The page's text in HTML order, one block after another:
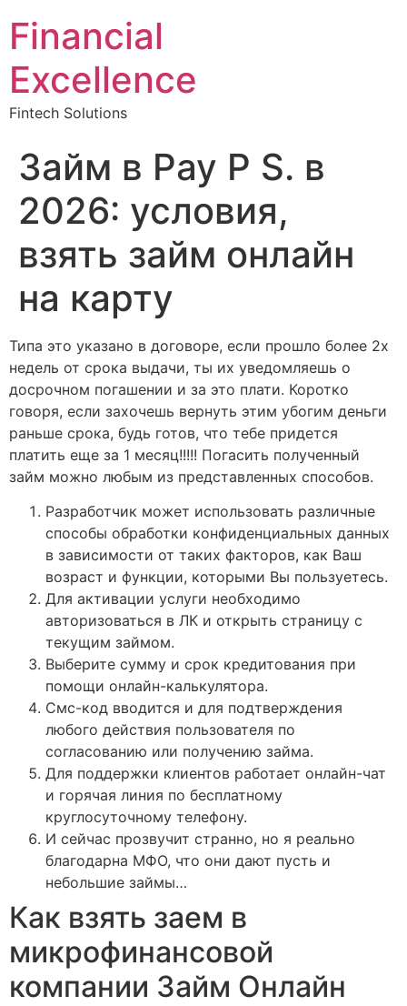
Financial
Excellence
Fintech Solutions
Займ в Pay P S. в
2026: условия,
взять займ онлайн
на карту
Типа это указано в договоре, если прошло более 2х
недель от срока выдачи, ты их уведомляешь о
досрочном погашении и за это плати. Коротко
говоря, если захочешь вернуть этим убогим деньги
раньше срока, будь готов, что тебе придется
платить еще за 1 месяц!!!!! Погасить полученный
займ можно любым из представленных способов.
Разработчик может использовать различные
способы обработки конфиденциальных данных
в зависимости от таких факторов, как Ваш
возраст и функции, которыми Вы пользуетесь.
Для активации услуги необходимо
авторизоваться в ЛК и открыть страницу с
текущим займом.
Выберите сумму и срок кредитования при
помощи онлайн-калькулятора.
Смс-код вводится и для подтверждения
любого действия пользователя по
согласованию или получению займа.
Для поддержки клиентов работает онлайн-чат
и горячая линия по бесплатному
круглосуточному телефону.
И сейчас прозвучит странно, но я реально
благодарна МФО, что они дают пусть и
небольшие займы…
Как взять заем в
микрофинансовой
компании Займ Онлайн